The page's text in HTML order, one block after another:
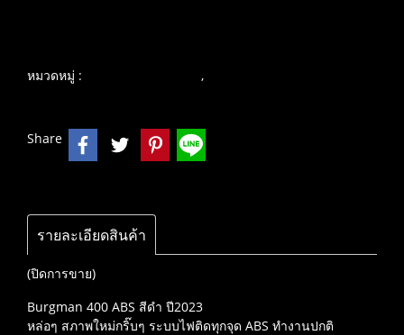
หมวดหมู่ : ,
Share
รายละเอียดสินค้า
(ปิดการขาย)
Burgman 400 ABS สีดำ ปี2023
หล่อๆ สภาพใหม่กริ๊บๆ ระบบไฟติดทุกจุด ABS ทำงานปกติ